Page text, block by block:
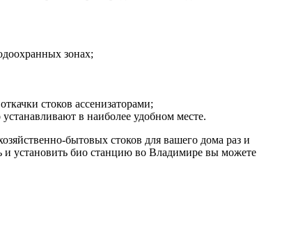
зонах;
стоков ассенизаторами;
в наиболее удобном месте.
бытовых стоков для вашего дома раз и
и установить био станцию во Владимире вы можете